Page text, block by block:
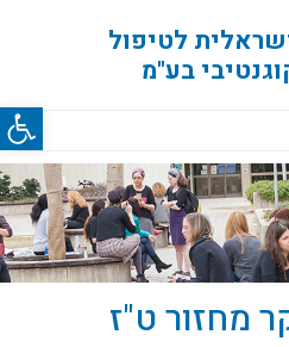
פתח
לטיפול
בע"מ
מחזור ט"ז